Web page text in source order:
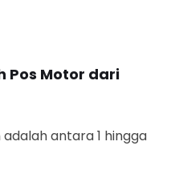
Pos Motor dari
antara 1 hingga